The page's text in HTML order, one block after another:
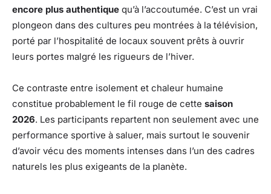
encore plus authentique qu’à l’accoutumée. C’est un vrai
plongeon dans des cultures peu montrées à la télévision,
porté par l’hospitalité de locaux souvent prêts à ouvrir
leurs portes malgré les rigueurs de l’hiver.
Ce contraste entre isolement et chaleur humaine
constitue probablement le fil rouge de cette saison
2026. Les participants repartent non seulement avec une
performance sportive à saluer, mais surtout le souvenir
d’avoir vécu des moments intenses dans l’un des cadres
naturels les plus exigeants de la planète.